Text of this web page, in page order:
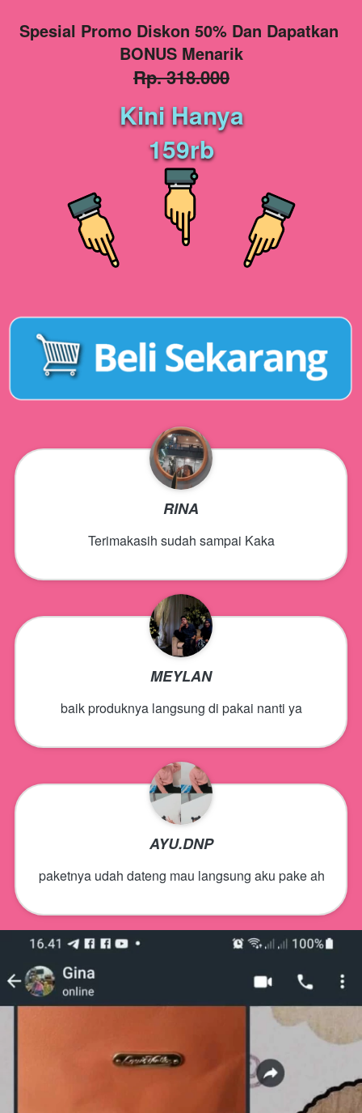
Spesial Promo Diskon 50% Dan Dapatkan
BONUS Menarik
Rp. 318.000
Kini Hanya
159rb
RINA
Terimakasih sudah sampai Kaka
MEYLAN
baik produknya langsung di pakai nanti ya
AYU.DNP
paketnya udah dateng mau langsung aku pake ah